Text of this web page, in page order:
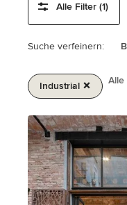
Alle Filter (1)
Suche verfeinern:
Industrial Alle
von
2